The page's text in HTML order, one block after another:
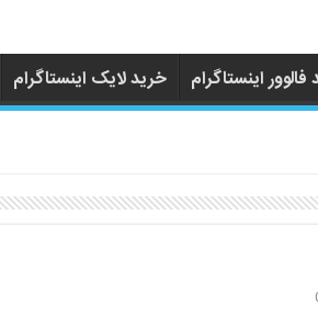
اینستاگرام خرید لایک اینستاگرام